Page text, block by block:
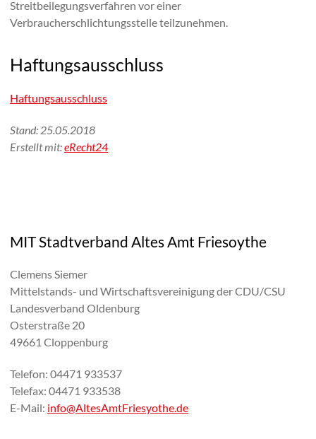
Streitbeilegungsverfahren vor einer
Verbraucherschlichtungsstelle teilzunehmen.
Haftungsausschluss
Haftungsausschluss
Stand: 25.05.2018
Erstellt mit:eRecht24
MIT Stadtverband Altes Amt Friesoythe
Clemens Siemer
Mittelstands- und Wirtschaftsvereinigung der CDU/CSU
Landesverband Oldenburg
Osterstraße 20
49661 Cloppenburg
Telefon: 04471 933537
Telefax: 04471 933538
E-Mail: info@AltesAmtFriesyothe.de